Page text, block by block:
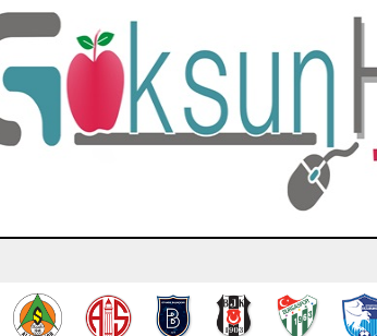
İlçe Jandarma Komutanı Karakaya’dan Başkan
Bertiz’in Yeni Köprüsünde Sona Doğru.